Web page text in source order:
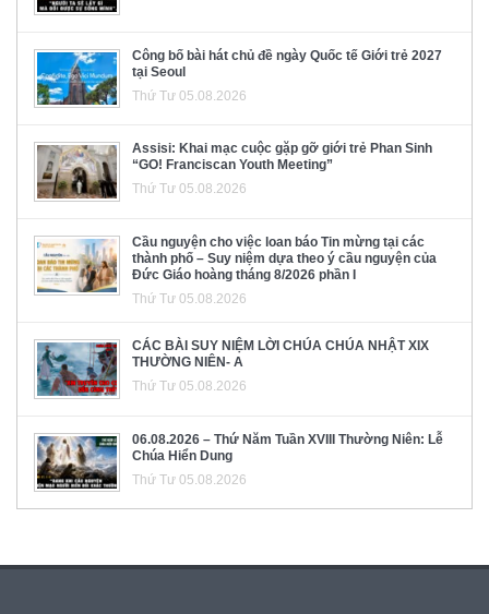
Công bố bài hát chủ đề ngày Quốc tế Giới trẻ 2027
tại Seoul
Thứ Tư 05.08.2026
Assisi: Khai mạc cuộc gặp gỡ giới trẻ Phan Sinh
“GO! Franciscan Youth Meeting”
Thứ Tư 05.08.2026
Cầu nguyện cho việc loan báo Tin mừng tại các
thành phố – Suy niệm dựa theo ý cầu nguyện của
Đức Giáo hoàng tháng 8/2026 phần I
Thứ Tư 05.08.2026
CÁC BÀI SUY NIỆM LỜI CHÚA CHÚA NHẬT XIX
THƯỜNG NIÊN- A
Thứ Tư 05.08.2026
06.08.2026 – Thứ Năm Tuần XVIII Thường Niên: Lễ
Chúa Hiển Dung
Thứ Tư 05.08.2026